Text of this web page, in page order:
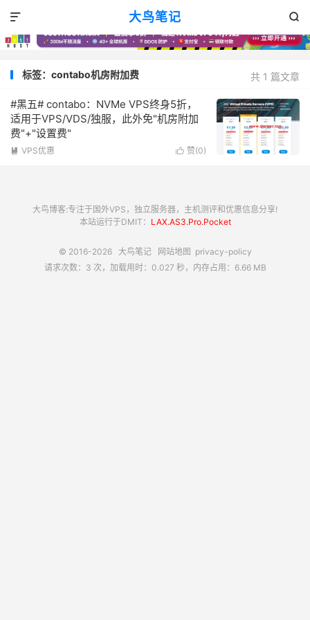
大鸟笔记 

共 1 篇文章
标签：contabo机房附加费
#黑五# contabo：NVMe VPS终身5折，
适用于VPS/VDS/独服，此外免"机房附加
费"+"设置费"
 赞(0)
 VPS优惠
大鸟博客:专注于国外VPS，独立服务器，主机测评和优惠信息分享!
本站运行于DMIT： LAX.AS3.Pro.Pocket
© 2016-2026 大鸟笔记 网站地图 privacy-policy
请求次数：3 次，加载用时：0.027 秒，内存占用：6.66 MB